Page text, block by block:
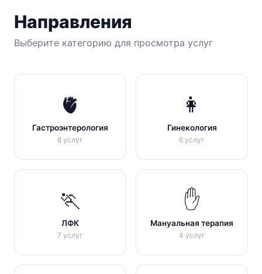
Направления
Выберите категорию для просмотра услуг
🫀
Гастроэнтерология
8 услуг
👩
Гинекология
6 услуг
🏃
ЛФК
7 услуг
✋
Мануальная терапия
4 услуг